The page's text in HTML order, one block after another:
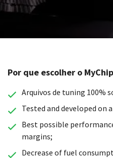
Por que escolher o
Arquivos de tuning 100%
Tested and developed on
Best possible
margins;
Decrease of fuel